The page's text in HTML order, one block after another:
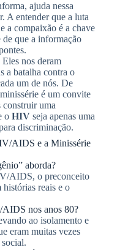
ajuda nessa
A entender que a luta
a compaixão é a chave
que a informação
nos deram
a batalha contra o
um de nós. De
é um convite
construir uma
o HIV seja apenas uma
discriminação.
AIDS e a Minissérie
aborda?
AIDS, o preconceito
histórias reais e o
nos anos 80?
ao isolamento e
eram muitas vezes